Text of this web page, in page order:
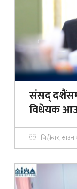
संसद्
विधेयक
बिहीबार,